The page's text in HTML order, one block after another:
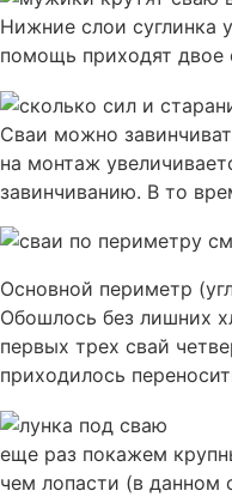
Нижние слои суглинка
помощь приходят двое
Сваи можно
на монтаж
завинчиванию. В то
Основной периметр
Обошлось без лишних
первых трех свай
приходилось
еще раз покажем
чем лопасти (в данном